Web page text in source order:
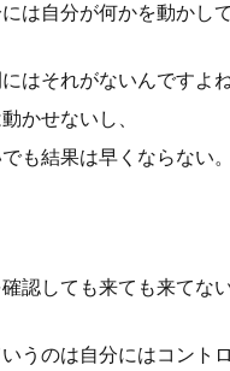
は自分が何かを動かし
はそれがないんですよね
かせないし、
も結果は早くならない。
認しても来ても来てな
うのは自分にはコント